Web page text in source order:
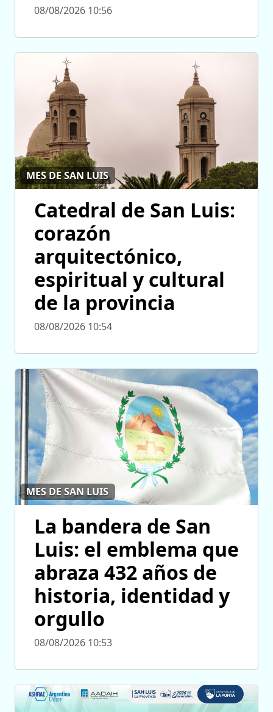
08/08/2026 10:56
MES DE SAN LUIS
Catedral de San Luis:
corazón
arquitectónico,
espiritual y cultural
de la provincia
08/08/2026 10:54
MES DE SAN LUIS
La bandera de San
Luis: el emblema que
abraza 432 años de
historia, identidad y
orgullo
08/08/2026 10:53